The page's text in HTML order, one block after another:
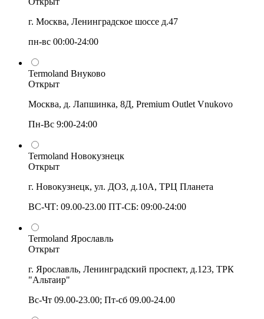
г. Москва, Ленинградское шоссе д.47
пн-вс 00:00-24:00
Termoland Внуково
Открыт
Москва, д. Лапшинка, 8Д, Premium Outlet Vnukovo
Пн-Вс 9:00-24:00
Termoland Новокузнецк
Открыт
г. Новокузнецк, ул. ДОЗ, д.10А, ТРЦ Планета
ВС-ЧТ: 09.00-23.00 ПТ-СБ: 09:00-24:00
Termoland Ярославль
Открыт
г. Ярославль, Ленинградский проспект, д.123, ТРК
"Альтаир"
Вс-Чт 09.00-23.00; Пт-сб 09.00-24.00